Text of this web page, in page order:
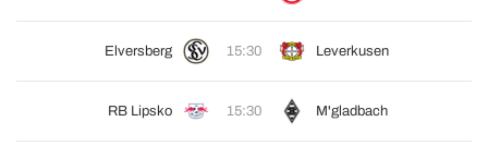
Elversberg 15:30 Leverkusen
RB Lipsko 15:30 M'gladbach